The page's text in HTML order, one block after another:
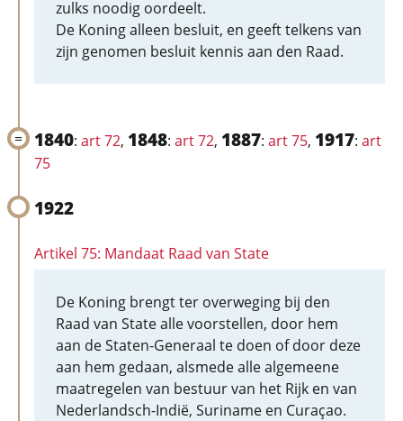
zulks noodig oordeelt.
De Koning alleen besluit, en geeft telkens van
zijn genomen besluit kennis aan den Raad.
1840: art 72, 1848: art 72, 1887: art 75, 1917: art
75
1922
Artikel 75: Mandaat Raad van State
De Koning brengt ter overweging bij den
Raad van State alle voorstellen, door hem
aan de Staten-Generaal te doen of door deze
aan hem gedaan, alsmede alle algemeene
maatregelen van bestuur van het Rijk en van
Nederlandsch-Indië, Suriname en Curaçao.